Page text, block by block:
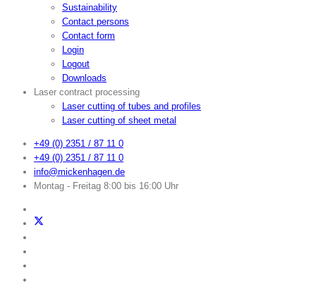
Sustainability
Contact persons
Contact form
Login
Logout
Downloads
Laser contract processing
Laser cutting of tubes and profiles
Laser cutting of sheet metal
+49 (0) 2351 / 87 11 0
+49 (0) 2351 / 87 11 0
info@mickenhagen.de
Montag - Freitag 8:00 bis 16:00 Uhr